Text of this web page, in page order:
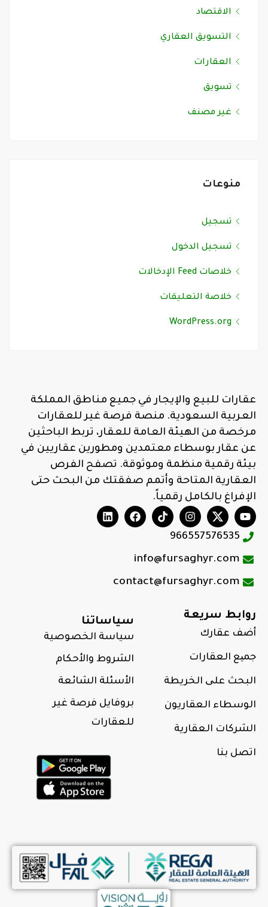
الاقتصاد
التسويق العقاري
العقارات
تسويق
غير مصنف
منوعات
تسجيل
تسجيل الدخول
خلاصات Feed الإدخالات
خلاصة التعليقات
WordPress.org
عقارات للبيع والإيجار في جميع مناطق المملكة
العربية السعودية. منصة فرصة غير للعقارات
مرخصة من الهيئة العامة للعقار، تربط الباحثين
عن عقار بوسطاء معتمدين ومطورين عقاريين في
بيئة رقمية منظمة وموثوقة. تصفح الفرص
العقارية المتاحة وأتمم صفقتك من البحث حتى
الإفراغ بالكامل رقمياً.
966557576535
info@fursaghyr.com
contact@fursaghyr.com
روابط سريعة
أضف عقارك
جمیع العقارات
البحث علی الخريطة
الوسطاء العقاريون
الشركات العقارية
اتصل بنا
سياساتنا
سياسة الخصوصية
الشروط والأحكام
الأسئلة الشائعة
بروفايل فرصة غير
للعقارات